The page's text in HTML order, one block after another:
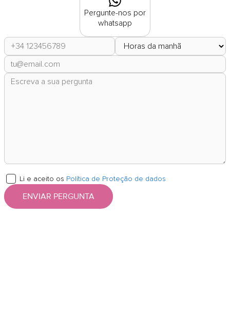
Pergunte-nos por
whatsapp
Li e aceito os Política de Proteção de dados
ENVIAR PERGUNTA